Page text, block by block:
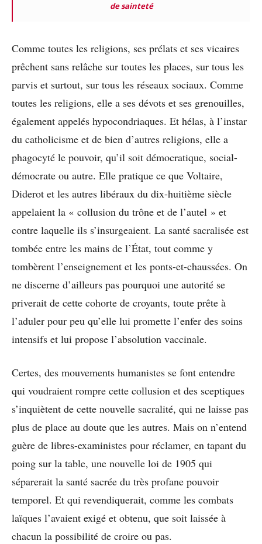
de sainteté
Comme toutes les religions, ses prélats et ses vicaires
prêchent sans relâche sur toutes les places, sur tous les
parvis et surtout, sur tous les réseaux sociaux. Comme
toutes les religions, elle a ses dévots et ses grenouilles,
également appelés hypocondriaques. Et hélas, à l’instar
du catholicisme et de bien d’autres religions, elle a
phagocyté le pouvoir, qu’il soit démocratique, social-
démocrate ou autre. Elle pratique ce que Voltaire,
Diderot et les autres libéraux du dix-huitième siècle
appelaient la « collusion du trône et de l’autel » et
contre laquelle ils s’insurgeaient. La santé sacralisée est
tombée entre les mains de l’État, tout comme y
tombèrent l’enseignement et les ponts-et-chaussées. On
ne discerne d’ailleurs pas pourquoi une autorité se
priverait de cette cohorte de croyants, toute prête à
l’aduler pour peu qu’elle lui promette l’enfer des soins
intensifs et lui propose l’absolution vaccinale.
Certes, des mouvements humanistes se font entendre
qui voudraient rompre cette collusion et des sceptiques
s’inquiètent de cette nouvelle sacralité, qui ne laisse pas
plus de place au doute que les autres. Mais on n’entend
guère de libres-exaministes pour réclamer, en tapant du
poing sur la table, une nouvelle loi de 1905 qui
séparerait la santé sacrée du très profane pouvoir
temporel. Et qui revendiquerait, comme les combats
laïques l’avaient exigé et obtenu, que soit laissée à
chacun la possibilité de croire ou pas.